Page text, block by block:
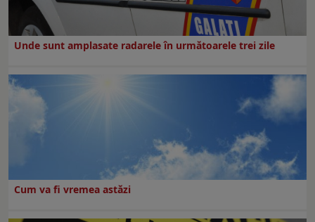
Unde sunt amplasate radarele în următoarele trei zile
Cum va fi vremea astăzi